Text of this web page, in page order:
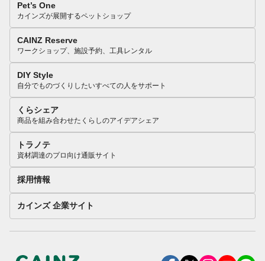
Pet’s One
カインズが展開するペットショップ
CAINZ Reserve
ワークショップ、施設予約、工具レンタル
DIY Style
自分でものづくりしたいすべての人をサポート
くらシェア
商品を組み合わせたくらしのアイデアシェア
トラノテ
資材調達のプロ向け通販サイト
採用情報
カインズ 企業サイト